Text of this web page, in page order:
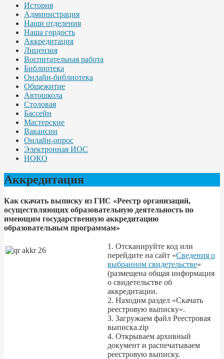
История
Администрация
Наши отделения
Наша гордость
Аккредитация
Лицензия
Воспитательная работа
Библиотека
Онлайн-библиотека
Общежитие
Автошкола
Столовая
Бассейн
Мастерские
Вакансии
Онлайн-опрос
Электронная ИОС
НОКО
Аккредитация
Как скачать выписку из ГИС «Реестр организаций,
осуществляющих образовательную деятельность по
имеющим государственную аккредитацию
образовательным программам»
1. Отсканируйте код или
перейдите на сайт «Сведения о
выбранном свидетельстве»
(размещена общая информация
о свидетельстве об
аккредитации.
2. Находим раздел «Скачать
реестровую выписку».
3. Загружаем файл Реестровая
выписка.zip
4. Открываем архивный
документ и распечатываем
реестровую выписку.